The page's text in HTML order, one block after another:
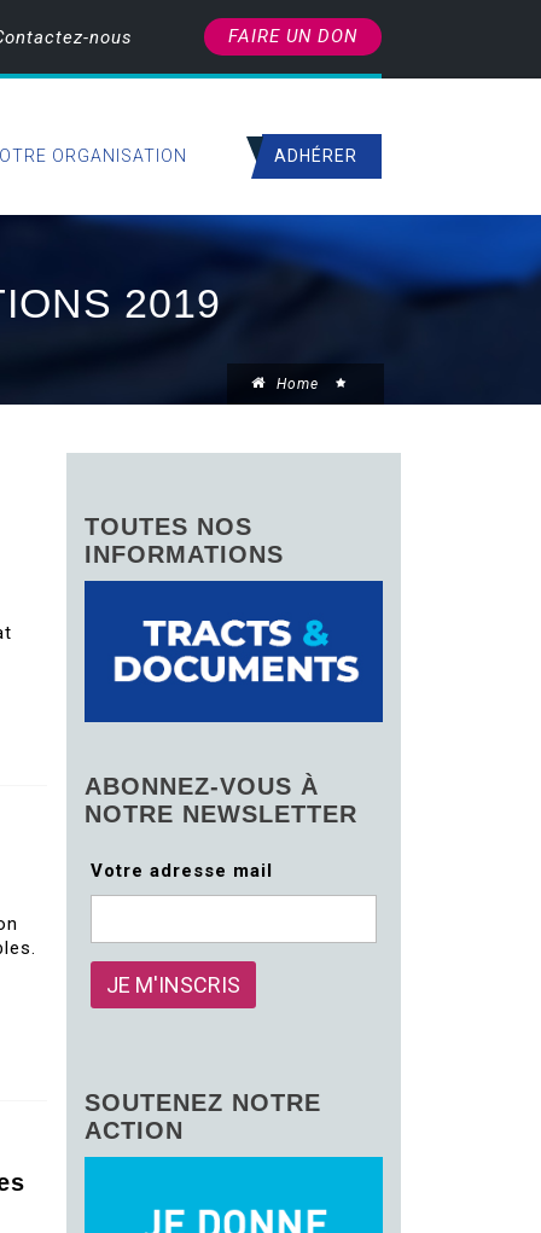
nous FAIRE UN DON
ORGANISATION ADHÉRER
2019
Home
TOUTES NOS
INFORMATIONS
ABONNEZ-VOUS À
NOTRE NEWSLETTER
Votre adresse mail
SOUTENEZ NOTRE
ACTION